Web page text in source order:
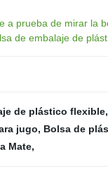
a prueba de mirar la
de embalaje de
de plástico flexible
jugo, Bolsa de
Mate,